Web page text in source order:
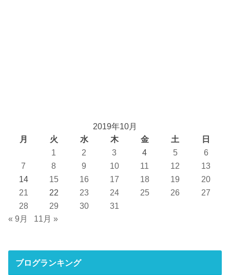
2019年10月
月
火 水 木 金 土
日
1
2 3 4 5
6
7
8 9 10 11 12
13
14
15 16 17 18 19
20
21
22 23 24 25 26
27
28
29 30
31
« 9月
11月 »
ブログランキング